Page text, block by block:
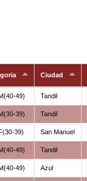
Ciudad
49) Tandil
39) Tandil
39) San Manuel
49) Tandil
49) Azul